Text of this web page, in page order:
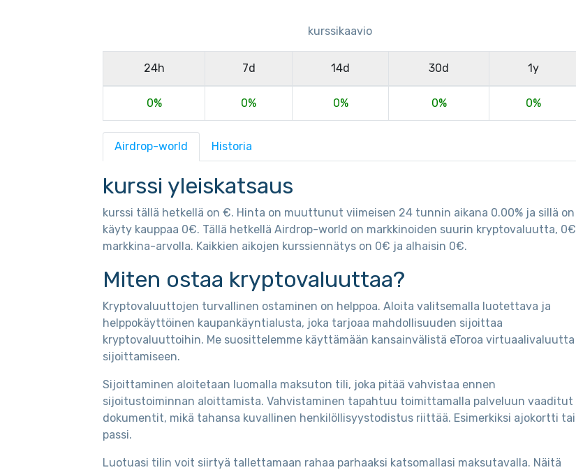
kurssikaavio
24h 7d 14d 30d 1y
0% 0% 0% 0% 0%
Airdrop-world Historia
kurssi yleiskatsaus
kurssi tällä hetkellä on €. Hinta on muuttunut viimeisen 24 tunnin aikana 0.00% ja sillä on
käyty kauppaa 0€. Tällä hetkellä Airdrop-world on markkinoiden suurin kryptovaluutta, 0€
markkina-arvolla. Kaikkien aikojen kurssiennätys on 0€ ja alhaisin 0€.
Miten ostaa kryptovaluuttaa?
Kryptovaluuttojen turvallinen ostaminen on helppoa. Aloita valitsemalla luotettava ja
helppokäyttöinen kaupankäyntialusta, joka tarjoaa mahdollisuuden sijoittaa
kryptovaluuttoihin. Me suosittelemme käyttämään kansainvälistä eToroa virtuaalivaluutta
sijoittamiseen.
Sijoittaminen aloitetaan luomalla maksuton tili, joka pitää vahvistaa ennen
sijoitustoiminnan aloittamista. Vahvistaminen tapahtuu toimittamalla palveluun vaaditut
dokumentit, mikä tahansa kuvallinen henkilöllisyystodistus riittää. Esimerkiksi ajokortti tai
passi.
Luotuasi tilin voit siirtyä tallettamaan rahaa parhaaksi katsomallasi maksutavalla. Näitä